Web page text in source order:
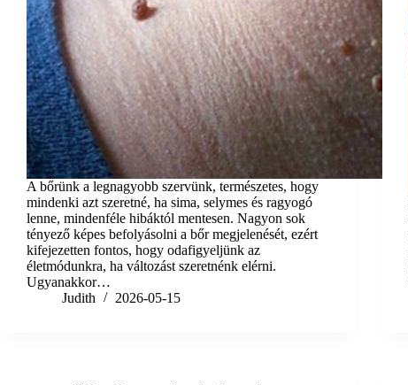
A bőrünk a legnagyobb szervünk, természetes, hogy
mindenki azt szeretné, ha sima, selymes és ragyogó
lenne, mindenféle hibáktól mentesen. Nagyon sok
tényező képes befolyásolni a bőr megjelenését, ezért
kifejezetten fontos, hogy odafigyeljünk az
életmódunkra, ha változást szeretnénk elérni.
Ugyanakkor…
Judith
2026-05-15